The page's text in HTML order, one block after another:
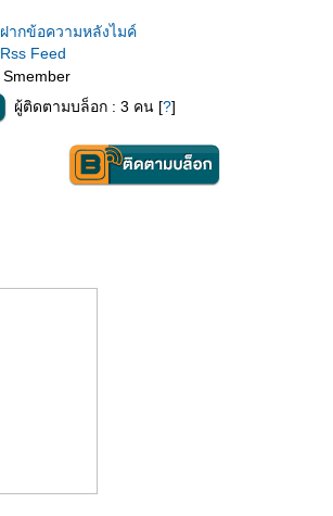
ฝากข้อความหลังไมค์
Rss Feed
Smember
ผู้ติดตามบล็อก : 3 คน [?]